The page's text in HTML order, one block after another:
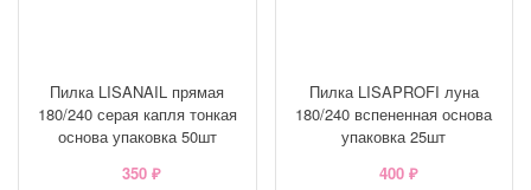
Пилка LISANAIL прямая
180/240 серая капля тонкая
основа упаковка 50шт
350 ₽
Пилка LISAPROFI луна
180/240 вспененная основа
упаковка 25шт
400 ₽